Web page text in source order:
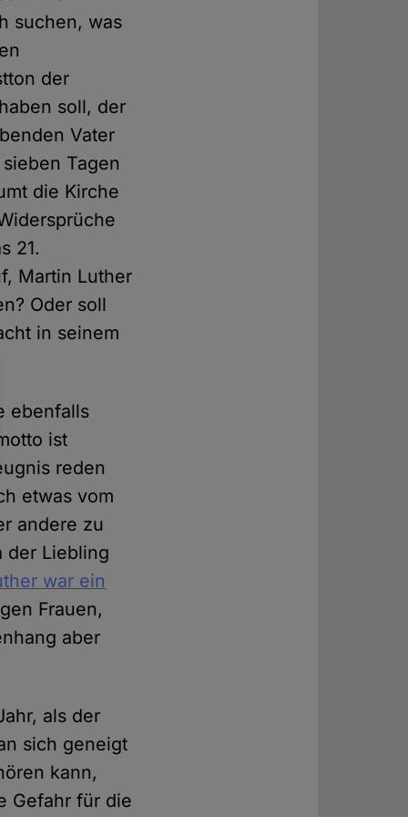
suchen, was
der
soll, der
Vater
Tagen
die Kirche
21.
Martin Luther
Oder soll
in seinem
ebenfalls
ist
reden
etwas vom
andere zu
der Liebling
war ein
Frauen,
aber
als der
sich geneigt
kann,
Gefahr für die